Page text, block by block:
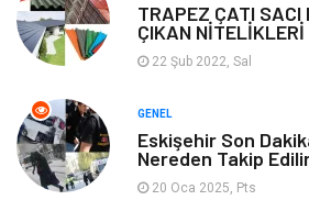
TRAPEZ ÇATI SACI
ÇIKAN NİTELİKLERİ
22 Şub 2022, Sal
GENEL
Eskişehir Son
Nereden Takip
20 Oca 2025, Pts